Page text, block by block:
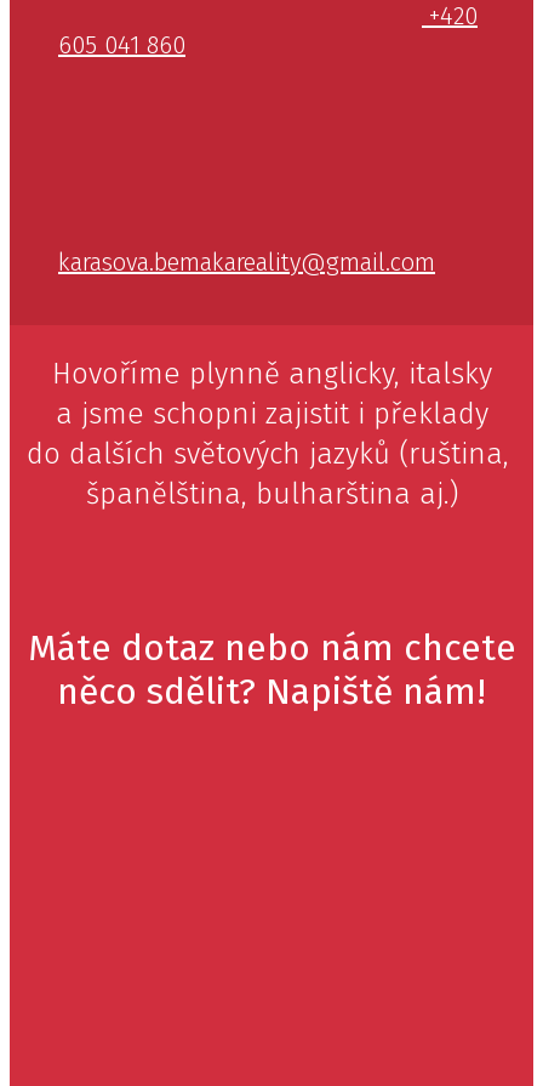
+420
605 041 860
karasova.bemakareality@gmail.com
Hovoříme plynně anglicky, italsky
a jsme schopni zajistit i překlady
do dalších světových jazyků (ruština,
španělština, bulharština aj.)
Máte dotaz nebo nám chcete
něco sdělit? Napiště nám!